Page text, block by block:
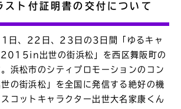
スト付証明書の交付について
、22日、23日の3日間「ゆるキャ
出世の街浜松」を西区舞阪町の
浜松市のシティプロモーションのコン
の街浜松」を全国に発信する絶好の機
コットキャラクター出世大名家康くん